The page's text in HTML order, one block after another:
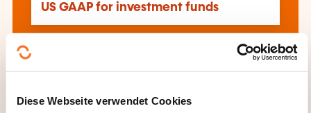
Diese Webseite verwendet Cookies
US GAAP for investment funds
Alle Weiterbildungen anzeigen